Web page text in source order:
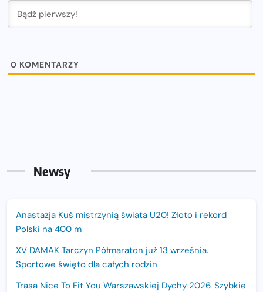
0 KOMENTARZY
Newsy
Anastazja Kuś mistrzynią świata U20! Złoto i rekord
Polski na 400 m
XV DAMAK Tarczyn Półmaraton już 13 września.
Sportowe święto dla całych rodzin
Trasa Nice To Fit You Warszawskiej Dychy 2026. Szybkie